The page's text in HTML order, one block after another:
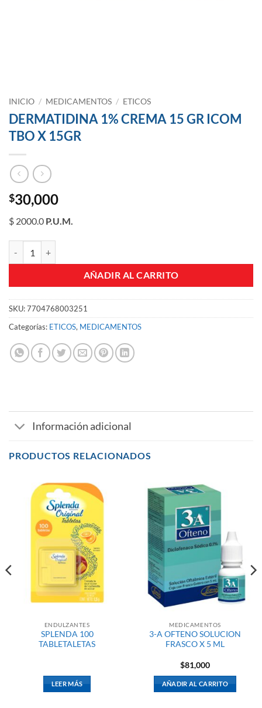
INICIO / MEDICAMENTOS / ETICOS
DERMATIDINA 1% CREMA 15 GR ICOM
TBO X 15GR
$30,000
$ 2000.0 P.U.M.
AÑADIR AL CARRITO
SKU:7704768003251
Categorías: ETICOS, MEDICAMENTOS
Información adicional
PRODUCTOS RELACIONADOS
ENDULZANTES
SPLENDA 100
TABLETALETAS
LEER MÁS
MEDICAMENTOS
3-A OFTENO SOLUCION
FRASCO X 5 ML
$81,000
AÑADIR AL CARRITO